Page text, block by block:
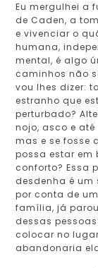
Eu mergulhei a
de Caden, a
e vivenciar o
humana,
mental, é algo
caminhos não
vou lhes dizer:
estranho que
perturbado?
nojo, asco e
mas e se fosse
possa estar em
conforto? Essa
desdenha é um
por conta de
família, já
dessas
colocar no
abandonaria